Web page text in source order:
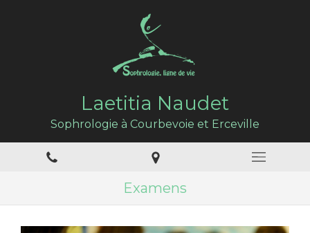
Laetitia Naudet
Sophrologie à Courbevoie et Erceville
Examens